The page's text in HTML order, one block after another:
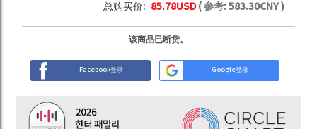
总购买价: 85.78USD( 参考:583.30CNY )
该商品已断货。
Facebook登录 Google登录